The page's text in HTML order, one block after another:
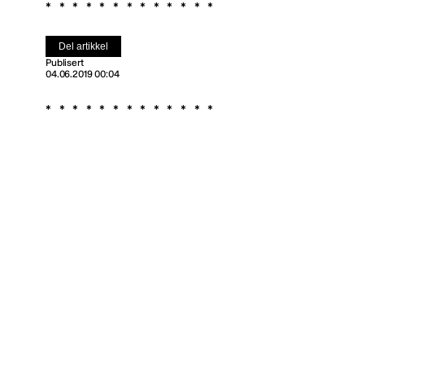
Del artikkel
Publisert
04.06.2019 00:04